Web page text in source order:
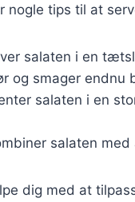
nogle tips til at
salaten i en
og smager endnu
salaten i en
salaten
dig med at